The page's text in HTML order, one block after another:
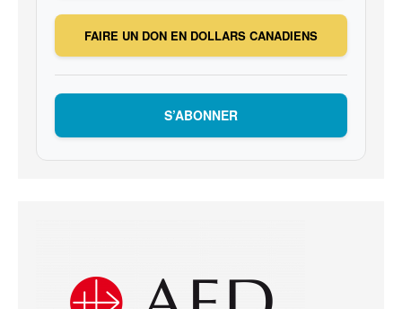
FAIRE UN DON EN DOLLARS CANADIENS
S’ABONNER